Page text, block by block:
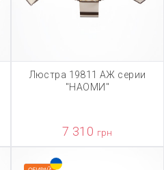
Люстра 19811 АЖ серии
"НАОМИ"
7 310 грн